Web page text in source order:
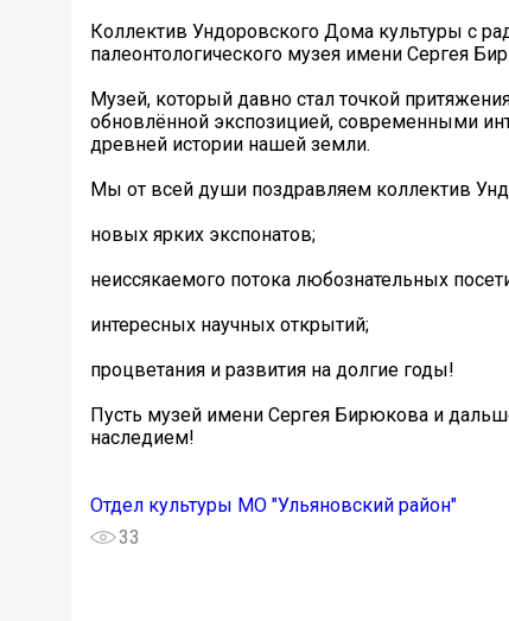
Коллектив Ундоровского Дома культуры с
палеонтологического музея имени Сергея
Музей, который давно стал точкой
обновлённой экспозицией, современными
древней истории нашей земли.
Мы от всей души поздравляем коллектив
новых ярких экспонатов;
неиссякаемого потока любознательных
интересных научных открытий;
процветания и развития на долгие годы!
Пусть музей имени Сергея Бирюкова и
наследием!
Отдел культуры МО "Ульяновский район"
33